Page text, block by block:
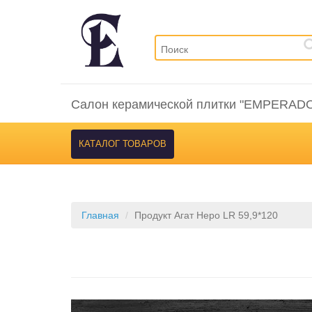
Салон керамической плитки
КАТАЛОГ ТОВАРОВ
Главная Продукт Агат Неро LR 59,9*120